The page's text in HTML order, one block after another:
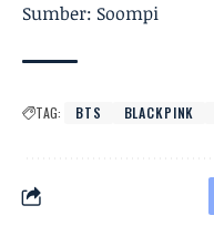
Sumber: Soompi
TAG: BTS BLACKPINK